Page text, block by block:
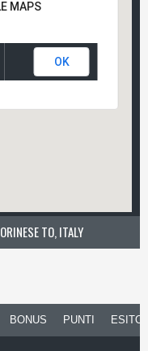
MAPS
OK
TO, ITALY
BONUS PUNTI ESITO